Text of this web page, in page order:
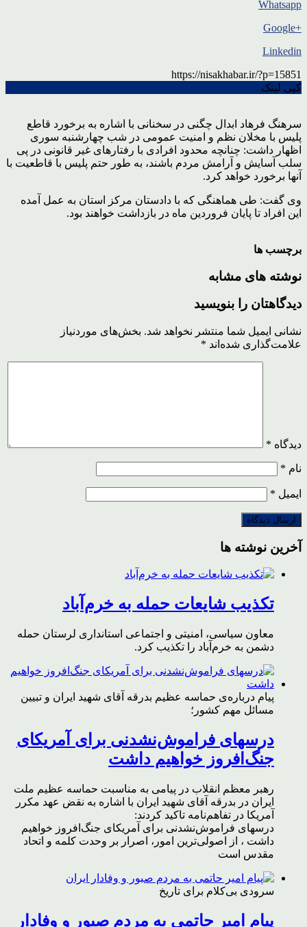
Whatsapp
+Google
Linkedin
https://nisakhabar.ir/?p=15851
کپی لینک
سرهنگ فرهاد ابدال چگنی در سخنانی با اشاره به برخورد قاطع
پلیس با مخلان نظم و امنیت عمومی در شب چهارشنبه سوری
اظهار داشت: چنانچه محدود افرادی با رفتارهای غیر قانونی در پی
سلب آسایش و آرامش مردم باشند، به طور حتم پلیس با قاطعیت با
آنها برخورد خواهد کرد.
وی گفت: طی هماهنگی که با دادستان مرکز استان به عمل آمده
این افراد تا پایان فروردین ماه در بازداشت خواهند بود.
برچسب ها
نوشته های مشابه
دیدگاهتان را بنویسید
نشانی ایمیل شما منتشر نخواهد شد. بخش‌های موردنیاز
علامت‌گذاری شده‌اند *
دیدگاه *
نام *
ایمیل *
آخرین نوشته ها
تکذیب شایعات حمله به خرم‌آباد
معاون سیاسی، امنیتی و اجتماعی استانداری لرستان حمله
دشمن به خرم‌آباد را تکذیب کرد.
پیام درباره‌ی حماسه عظیم بدرقه آقای شهید ایران و تبیین
مسائل مهم کشور؛
درسهای فراموش‌نشدنی برای آمریکای
جنگ‌افروز خواهیم داشت
رهبر معظم انقلاب در پیامی به مناسبت حماسه عظیم ملت
ایران در بدرقه آقای شهید ایران با اشاره به نقض عهد مکرر
آمریکا در تفاهم‌نامه تاکید کردند:
درسهای فراموش‌نشدنی برای آمریکای جنگ‌افروز خواهیم
داشت ، از اصولی‌ترین امور، اصرار بر وحدت کلمه و اتحاد
مقدس است
سرودی بی‌کلام برای تاریخ
پیام امیر حاتمی به مردم صبور و وفادار